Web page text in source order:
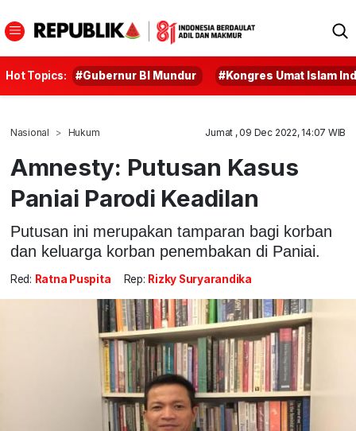
Hot Topics: #Gubernur BI Mundur #Kongres Umat Islam
Nasional Hukum Jumat , 09 Dec 2022, 14:07 WIB
Amnesty: Putusan Kasus
Paniai Parodi Keadilan
Putusan ini merupakan tamparan bagi korban
dan keluarga korban penembakan di Paniai.
Red: Ratna Puspita Rep: Rizky Suryarandika